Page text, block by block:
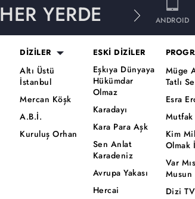
HER YERDE ANDROID
DİZİLER
Altı Üstü
İstanbul
Mercan Köşk
A.B.İ.
Kuruluş Orhan
ESKİ DİZİLER
Eşkıya Dünyaya
Hükümdar
Olmaz
Karadayı
Kara Para Aşk
Sen Anlat
Karadeniz
Avrupa Yakası
Hercai
Müge
Tatlı
Esra
Mutfak
Kim
Olmak
Var
Musun
Dizi TV